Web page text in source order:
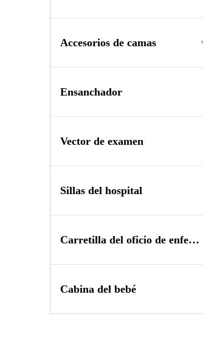
Accesorios de camas
Ensanchador
Vector de examen
Sillas del hospital
Carretilla del oficio de enfermera
Cabina del bebé